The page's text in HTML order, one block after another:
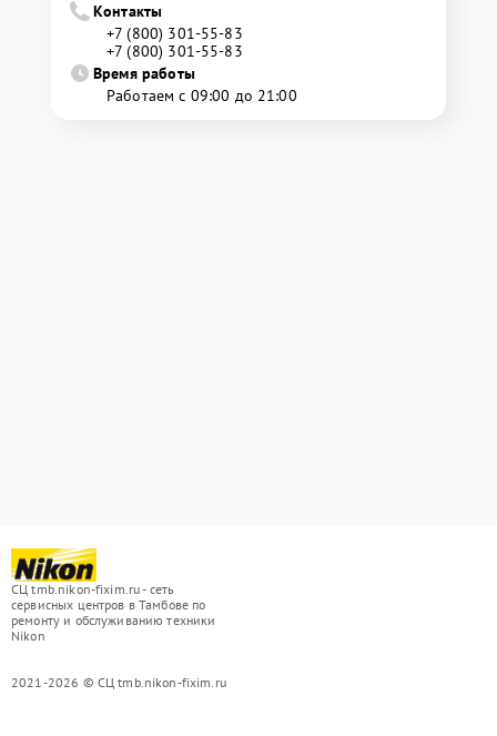
Контакты
+7 (800) 301-55-83
+7 (800) 301-55-83
Время работы
Работаем с 09:00 до 21:00
СЦ tmb.nikon-fixim.ru - сеть
сервисных центров в Тамбове по
ремонту и обслуживанию техники
Nikon
2021-2026 © СЦ tmb.nikon-fixim.ru